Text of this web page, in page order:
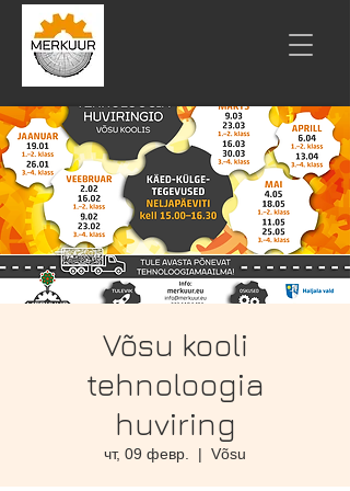
Võsu kooli
tehnoloogia
huviring
чт, 09 февр.
  |
Võsu